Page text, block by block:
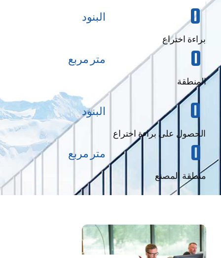
0 البنود
براءة اختراع
0 متر مربع
المنطقة
0 البنود
الحصول على براءة اختراع
0 متر مربع
منطقة المصنع